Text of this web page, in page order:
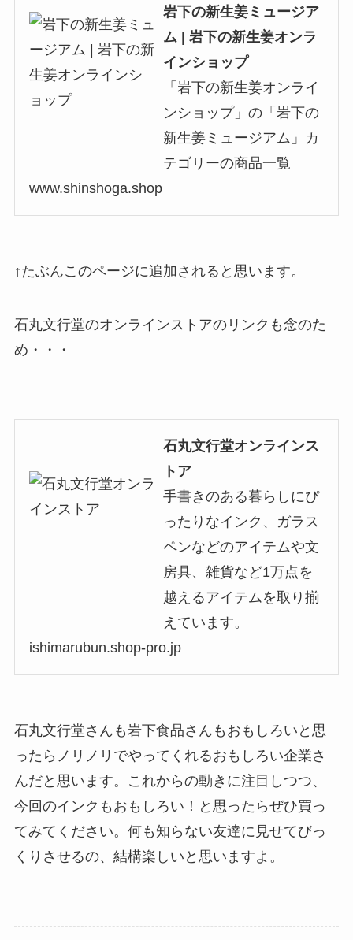
岩下の新生姜ミュージア
ム | 岩下の新生姜オンラ
インショップ
「岩下の新生姜オンライ
ンショップ」の「岩下の
新生姜ミュージアム」カ
テゴリーの商品一覧
www.shinshoga.shop
↑たぶんこのページに追加されると思います。
石丸文行堂のオンラインストアのリンクも念のた
め・・・
石丸文行堂オンラインス
トア
手書きのある暮らしにぴ
ったりなインク、ガラス
ペンなどのアイテムや文
房具、雑貨など1万点を
越えるアイテムを取り揃
えています。
ishimarubun.shop-pro.jp
石丸文行堂さんも岩下食品さんもおもしろいと思
ったらノリノリでやってくれるおもしろい企業さ
んだと思います。これからの動きに注目しつつ、
今回のインクもおもしろい！と思ったらぜひ買っ
てみてください。何も知らない友達に見せてびっ
くりさせるの、結構楽しいと思いますよ。